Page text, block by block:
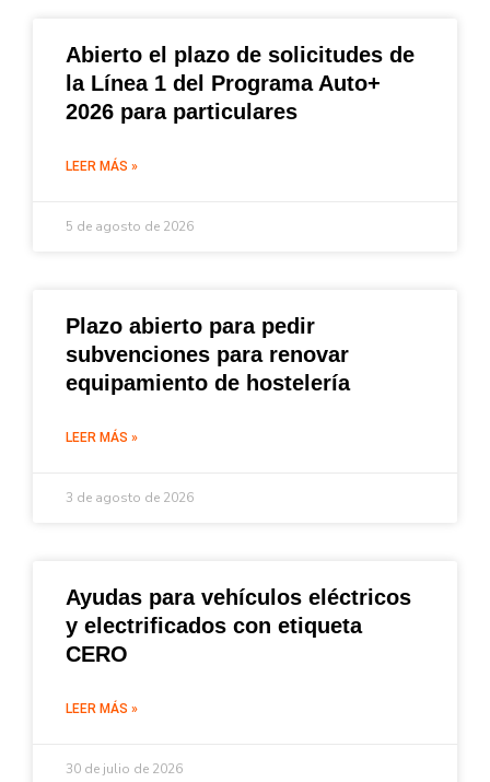
Abierto el plazo de solicitudes de
la Línea 1 del Programa Auto+
2026 para particulares
LEER MÁS »
5 de agosto de 2026
Plazo abierto para pedir
subvenciones para renovar
equipamiento de hostelería
LEER MÁS »
3 de agosto de 2026
Ayudas para vehículos eléctricos
y electrificados con etiqueta
CERO
LEER MÁS »
30 de julio de 2026